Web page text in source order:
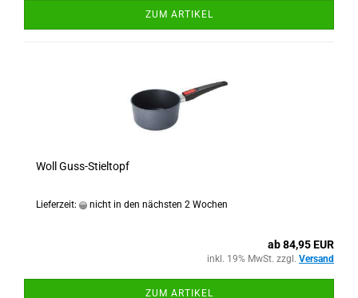
ZUM ARTIKEL
Woll Guss-Stieltopf
Lieferzeit: nicht in den nächsten 2 Wochen
ab 84,95 EUR
inkl. 19% MwSt. zzgl. Versand
ZUM ARTIKEL